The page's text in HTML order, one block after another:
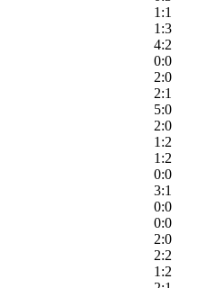
1:1
1:3
4:2
0:0
2:0
2:1
5:0
2:0
1:2
1:2
0:0
3:1
0:0
0:0
2:0
2:2
1:2